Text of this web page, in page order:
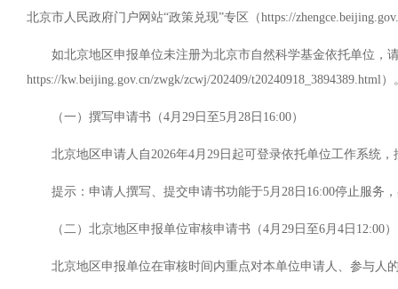
北京市人民政府门户网站“政策兑现”专区（https://
如北京地区申报单位未注册为北京市自然科学基金依托单位，
https://kw.beijing.gov.cn/zwgk/zcwj/202409/t20240918_3894389.html
（一）撰写申请书（4月29日至5月28日16:00）
北京地区申请人自2026年4月29日起可登录依托单位工作系统，
提示：申请人撰写、提交申请书功能于5月28日16:00停止服务
（二）北京地区申报单位审核申请书（4月29日至6月4日12:00）
北京地区申报单位在审核时间内重点对本单位申请人、参与人